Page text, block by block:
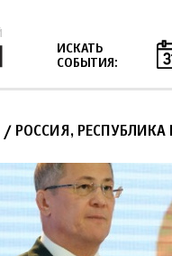
ИСКАТЬ
СОБЫТИЯ:
/ РОССИЯ,